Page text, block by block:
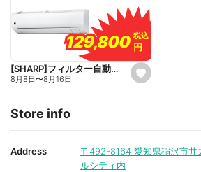
a
v
o
r
i
e
s
e
i
t
129,800
129,800 税込
税込
円
円
[SHARP]フィルター自動お掃除エアコン
8月8日〜8月16日
Store info
Address 〒492-8164 愛知県稲沢市
ルシティ内